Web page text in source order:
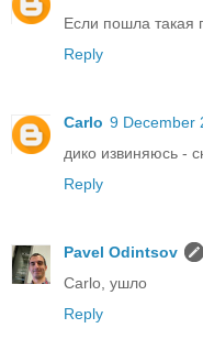
Если пошла такая
Reply
Carlo 9 December
дико извиняюсь -
Reply
Pavel Odintsov
Carlo, ушло
Reply